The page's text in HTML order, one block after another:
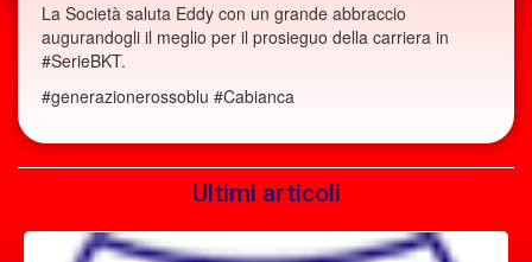
La Società saluta Eddy con un grande abbraccio
augurandogli il meglio per il prosieguo della carriera in
#SerieBKT.
#generazionerossoblu #Cabianca
Ultimi articoli